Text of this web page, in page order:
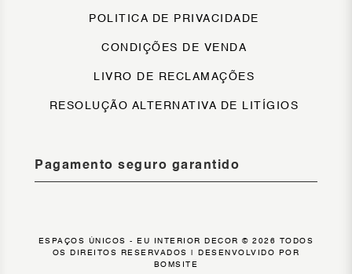
POLITICA DE PRIVACIDADE
CONDIÇÕES DE VENDA
LIVRO DE RECLAMAÇÕES
RESOLUÇÃO ALTERNATIVA DE LITÍGIOS
Pagamento seguro garantido
ESPAÇOS ÚNICOS - EU INTERIOR DECOR © 2026 TODOS
OS DIREITOS RESERVADOS | DESENVOLVIDO POR
BOMSITE